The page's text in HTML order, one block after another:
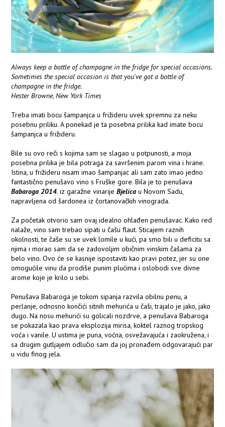
Always keep a bottle of champagne in the fridge for special occasions.
Sometimes the special occasion is that you've got a bottle of
champagne in the fridge.
Hester Browne, New York Times
Treba imati bocu šampanjca u frižideru uvek spremnu za neku
posebnu priliku. A ponekad je ta posebna prilika kad imate bocu
šampanjca u frižideru.
Bile su ovo reči s kojima sam se slagao u potpunosti, a moja
posebna prilika je bila potraga za savršenim parom vina i hrane.
Istina, u frižideru nisam imao šampanjac ali sam zato imao jedno
fantastično penušavo vino s Fruške gore. Bila je to penušava
Babaroga 2014. iz garažne vinarijeBjelica u Novom Sadu,
napravljena od šardonea iz čortanovačkih vinograda.
Za početak otvorio sam ovaj idealno ohlađen penušavac. Kako red
nalaže, vino sam trebao sipati u čašu flaut. Sticajem raznih
okolnosti, te čaše su se uvek lomile u kući, pa smo bili u deficitu sa
njima i morao sam da se zadovoljim običnim vinskim čašama za
belo vino. Ovo će se kasnije ispostaviti kao pravi potez, jer su one
omogućile vinu da prodiše punim plućima i oslobodi sve divne
arome koje je krilo u sebi.
Penušava Babaroga je tokom sipanja razvila obilnu penu, a
perlanje, odnosno končići sitnih mehurića u čaši, trajalo je jako, jako
dugo. Na nosu mehurići su golicali nozdrve, a penušava Babaroga
se pokazala kao prava eksplozija mirisa, koktel raznog tropskog
voća i vanile. U ustima je puna, voćna, osvežavajuća i zaokružena, i
sa drugim gutljajem odlučio sam da joj pronađem odgovarajući par
u vidu finog jela.